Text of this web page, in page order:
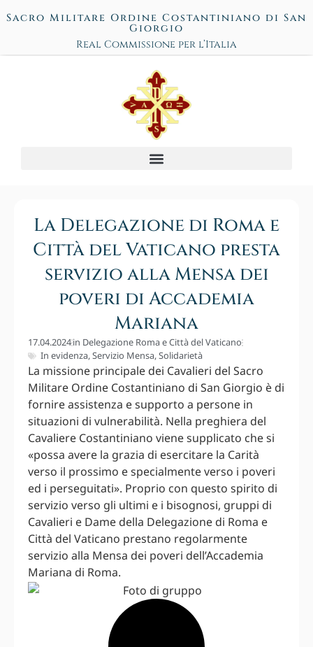
Sacro Militare Ordine Costantiniano di San
Giorgio
Real Commissione per l’Italia
La Delegazione di Roma e
Città del Vaticano presta
servizio alla Mensa dei
poveri di Accademia
Mariana
17.04.2024in Delegazione Roma e Città del Vaticano
In evidenza,Servizio Mensa,Solidarietà
La missione principale dei Cavalieri del Sacro
Militare Ordine Costantiniano di San Giorgio è di
fornire assistenza e supporto a persone in
situazioni di vulnerabilità. Nella preghiera del
Cavaliere Costantiniano viene supplicato che si
«possa avere la grazia di esercitare la Carità
verso il prossimo e specialmente verso i poveri
ed i perseguitati». Proprio con questo spirito di
servizio verso gli ultimi e i bisognosi, gruppi di
Cavalieri e Dame della Delegazione di Roma e
Città del Vaticano prestano regolarmente
servizio alla Mensa dei poveri dell’Accademia
Mariana di Roma.